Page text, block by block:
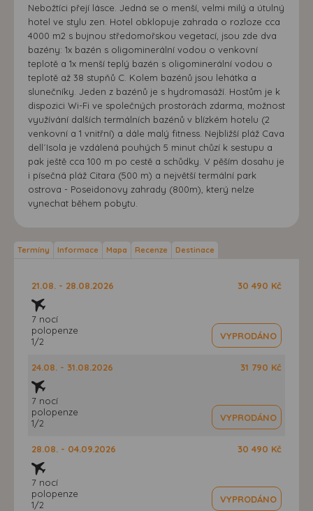
Nebožtíci přejí lásce. Jedná se o menší, velmi milý a útulný
hotel ve stylu zen. Hotel obklopuje zahrada o rozloze cca
4000 m2 s bujnou středomořskou vegetací, jsou zde dva
bazény: 1x bazén s oligominerální vodou o venkovní
teplotě a 1x menší teplý bazén s oligominerální vodou o
teplotě až 38 stupňů C. Kolem bazénů jsou lehátka a
slunečníky. Jeden z bazénů je s hydromasáží. Hostům je k
dispozici Wi-Fi ve společných prostorách zdarma, možnost
využívání dalších termálních bazénů v blízkém hotelu (2
venkovní a 1 vnitřní) a dále malý fitness. Nejbližší pláž Cava
dell´Isola je vzdálená pouhých 5 minut chůzí k sestupu a
pak ještě cca 100 m po cestě a schůdky. V pěším dosahu je
i písečná pláž Citara (500 m) a největší termální park
ostrova - Poseidonovy zahrady (800m), který nelze
vynechat během pobytu.
Termíny Informace Mapa Recenze Destinace
21.08. - 28.08.2026
7 nocí
polopenze
1/2
30 490 Kč
VYPRODÁNO
24.08. - 31.08.2026
7 nocí
polopenze
1/2
31 790 Kč
VYPRODÁNO
28.08. - 04.09.2026
7 nocí
polopenze
1/2
30 490 Kč
VYPRODÁNO